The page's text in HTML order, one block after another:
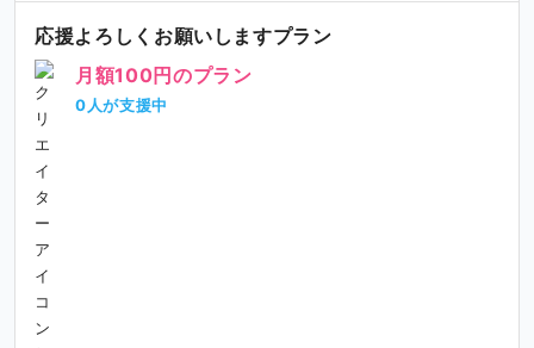
応援よろしくお願いしますプラン
月額100円のプラン
0人が支援中